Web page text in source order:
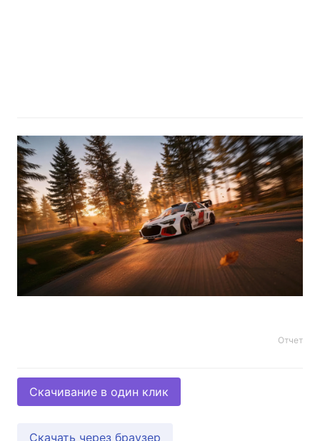
Отчет
Скачивание в один клик
Скачать через браузер